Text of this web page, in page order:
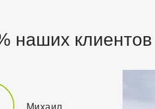
наших
Михаил